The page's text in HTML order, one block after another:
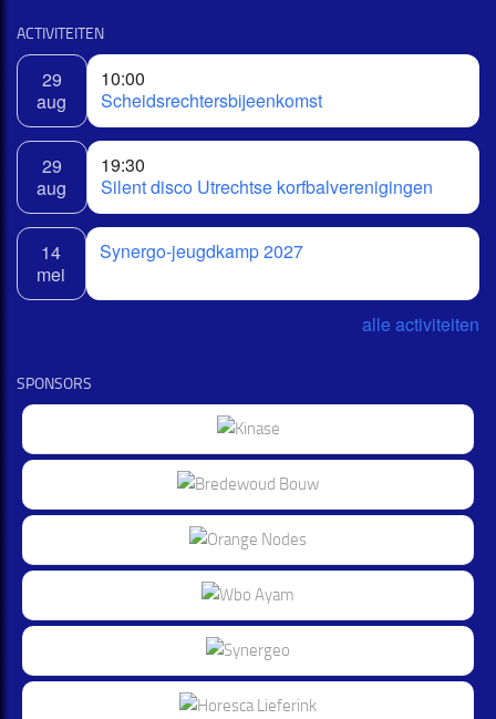
ACTIVITEITEN
29
aug
10:00
Scheidsrechtersbijeenkomst
29
aug
19:30
Silent disco Utrechtse korfbalverenigingen
14
mei
Synergo-jeugdkamp 2027
alle activiteiten
SPONSORS